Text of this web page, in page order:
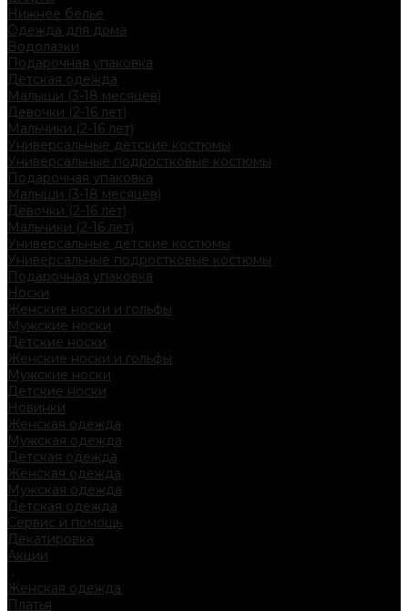
Нижнее белье
Одежда для дома
Водолазки
Подарочная упаковка
Детская одежда
Малыши (3-18 месяцев)
Девочки (2-16 лет)
Мальчики (2-16 лет)
Универсальные детские костюмы
Универсальные подростковые костюмы
Подарочная упаковка
Малыши (3-18 месяцев)
Девочки (2-16 лет)
Мальчики (2-16 лет)
Универсальные детские костюмы
Универсальные подростковые костюмы
Подарочная упаковка
Носки
Женские носки и гольфы
Мужские носки
Детские носки
Женские носки и гольфы
Мужские носки
Детские носки
Новинки
Женская одежда
Мужская одежда
Детская одежда
Женская одежда
Мужская одежда
Детская одежда
Сервис и помощь
Декатировка
Акции
...
Женская одежда
Платья